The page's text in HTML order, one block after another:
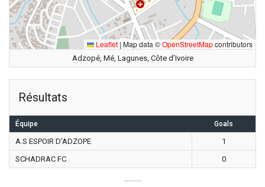
Leaflet | Map data ©OpenStreetMapcontributors
Adzopé, Mé, Lagunes, Côte d’Ivoire
Résultats
Équipe Goals
A.S ESPOIR D’ADZOPE
1
SCHADRAC FC
0